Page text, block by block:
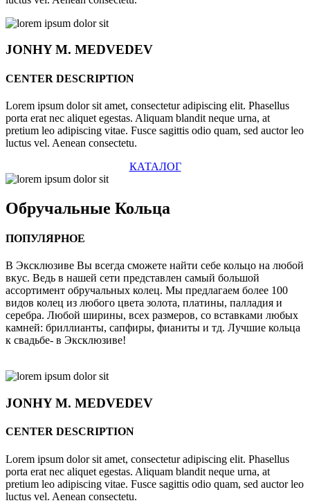
JONHYM. MEDVEDEV
CENTER DESCRIPTION
Lorem ipsum dolor sit amet, consectetur adipiscing elit. Phasellus
porta erat nec aliquet egestas. Aliquam blandit neque urna, at
pretium leo adipiscing vitae. Fusce sagittis odio quam, sed auctor leo
luctus vel. Aenean consectetu.
КАТАЛОГ
Обручальные Кольца
ПОПУЛЯРНОЕ
В Эксклюзиве Вы всегда сможете найти себе кольцо на любой
вкус. Ведь в нашей сети представлен самый большой
ассортимент обручальных колец. Мы предлагаем более 100
видов колец из любого цвета золота, платины, палладия и
серебра. Любой ширины, всех размеров, со вставками любых
камней: бриллианты, сапфиры, фианиты и тд. Лучшие кольца
к свадьбе- в Эксклюзиве!
JONHYM. MEDVEDEV
CENTER DESCRIPTION
Lorem ipsum dolor sit amet, consectetur adipiscing elit. Phasellus
porta erat nec aliquet egestas. Aliquam blandit neque urna, at
pretium leo adipiscing vitae. Fusce sagittis odio quam, sed auctor leo
luctus vel. Aenean consectetu.